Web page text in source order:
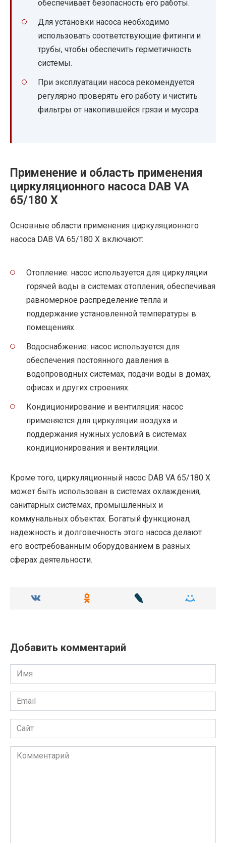
обеспечивает безопасность его работы.
Для установки насоса необходимо
использовать соответствующие фитинги и
трубы, чтобы обеспечить герметичность
системы.
При эксплуатации насоса рекомендуется
регулярно проверять его работу и чистить
фильтры от накопившейся грязи и мусора.
Применение и область применения
циркуляционного насоса DAB VA
65/180 X
Основные области применения циркуляционного
насоса DAB VA 65/180 X включают:
Отопление: насос используется для циркуляции
горячей воды в системах отопления, обеспечивая
равномерное распределение тепла и
поддержание установленной температуры в
помещениях.
Водоснабжение: насос используется для
обеспечения постоянного давления в
водопроводных системах, подачи воды в домах,
офисах и других строениях.
Кондиционирование и вентиляция: насос
применяется для циркуляции воздуха и
поддержания нужных условий в системах
кондиционирования и вентиляции.
Кроме того, циркуляционный насос DAB VA 65/180 X
может быть использован в системах охлаждения,
санитарных системах, промышленных и
коммунальных объектах. Богатый функционал,
надежность и долговечность этого насоса делают
его востребованным оборудованием в разных
сферах деятельности.
Добавить комментарий
Имя
Email
Сайт
Комментарий